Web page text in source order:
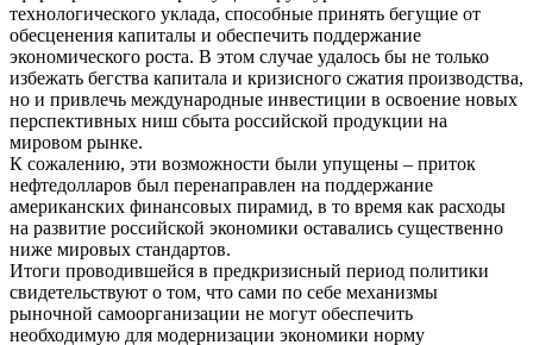
технологического уклада, способные принять бегущие от
обесценения капиталы и обеспечить поддержание
экономического роста. В этом случае удалось бы не только
избежать бегства капитала и кризисного сжатия производства,
но и привлечь международные инвестиции в освоение новых
перспективных ниш сбыта российской продукции на
мировом рынке.
К сожалению, эти возможности были упущены – приток
нефтедолларов был перенаправлен на поддержание
американских финансовых пирамид, в то время как расходы
на развитие российской экономики оставались существенно
ниже мировых стандартов.
Итоги проводившейся в предкризисный период политики
свидетельствуют о том, что сами по себе механизмы
рыночной самоорганизации не могут обеспечить
необходимую для модернизации экономики норму